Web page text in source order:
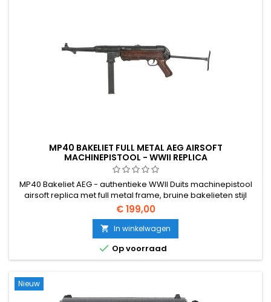
MP40 BAKELIET FULL METAL AEG AIRSOFT
MACHINEPISTOOL - WWII REPLICA
MP40 Bakeliet AEG - authentieke WWII Duits machinepistool
airsoft replica met full metal frame, bruine bakelieten stijl
greeppanelen en opvouwbare stalen kolf. V3
versnellingsbak, semi- en volautomatisch, 380 FPS, 50 BB
magazijn. Batterij niet inbegrepen.
€ 199,00
 In winkelwagen
 Op voorraad
Nieuw